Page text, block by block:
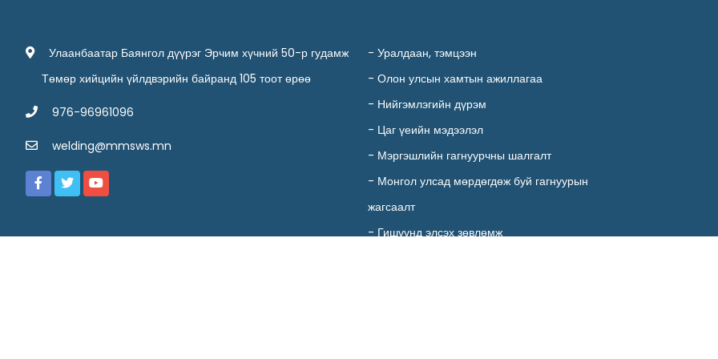
Улаанбаатар Баянгол дүүрэг Эрчим хүчний 50-р гудамж
Төмөр хийцийн үйлдвэрийн байранд 105 тоот өрөө
976-96961096
welding@mmsws.mn
- Уралдаан, тэмцээн
- Олон улсын хамтын ажиллагаа
- Нийгэмлэгийн дүрэм
- Цаг үеийн мэдээлэл
- Мэргэшлийн гагнуурчны шалгалт
- Монгол улсад мөрдөгдөж буй гагнуурын
жагсаалт
-Гишүүнд элсэх зөвлөмж